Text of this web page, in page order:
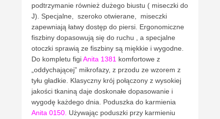
podtrzymanie również dużego biustu ( miseczki do
J). Specjalne, szeroko otwierane, miseczki
zapewniają łatwy dostęp do piersi. Ergonomiczne
fiszbiny dopasowują się do ruchu , a specjalne
otoczki sprawią ze fiszbiny są miękkie i wygodne.
Do kompletu figiAnita 1381 komfortowe z
„oddychającej” mikrofazy, z przodu ze wzorem z
tyłu gładkie. Klasyczny krój połączony z wysokiej
jakości tkaniną daje doskonałe dopasowanie i
wygodę każdego dnia. Poduszka do karmienia
Anita 0150. Używając poduszki przy karmieniu